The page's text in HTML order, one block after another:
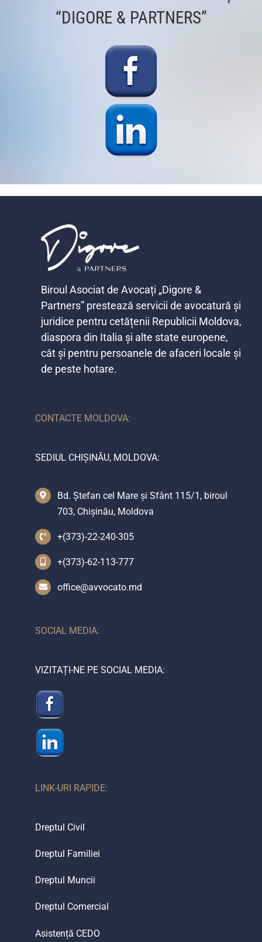
“DIGORE & PARTNERS”
Biroul Asociat de Avocați „Digore &
Partners” prestează servicii de avocatură și
juridice pentru cetățenii Republicii Moldova,
diaspora din Italia și alte state europene,
cât și pentru persoanele de afaceri locale și
de peste hotare.​
CONTACTE MOLDOVA:
SEDIUL CHIȘINĂU, MOLDOVA:
Bd. Ștefan cel Mare și Sfânt 115/1, biroul
703, Chișinău, Moldova
+(373)-22-240-305
+(373)-62-113-777
office@avvocato.md
SOCIAL MEDIA:
VIZITAȚI-NE PE SOCIAL MEDIA:
LINK-URI RAPIDE:
Dreptul Civil
Dreptul Familiei
Dreptul Muncii
Dreptul Comercial
Asistență CEDO